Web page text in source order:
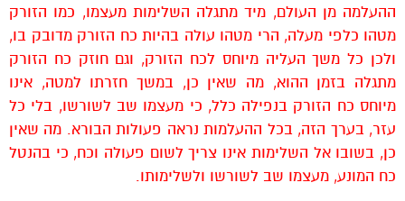
ההעלמה מן העולם, מיד מתגלה השלימות מעצמו, כמו הזורק
מטהו כלפי מעלה, הרי מטהו עולה בהיות כח הזורק מדובק בו,
ולכן כל משך העליה מיוחס לכח הזורק, וגם חוזק כח הזורק
מתגלה בזמן ההוא, מה שאין כן, במשך חזרתו למטה, אינו
מיוחס כח הזורק בנפילה כלל, כי מעצמו שב לשורשו, בלי כל
עזר, בערך הזה, בכל ההעלמות נראה פעולות הבורא. מה שאין
כן, בשובו אל השלימות אינו צריך לשום פעולה וכח, כי בהנטל
כח המונע, מעצמו שב לשורשו ולשלימותו.